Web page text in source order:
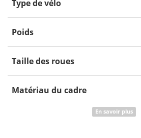
Type de vélo
Poids
Taille des roues
Matériau du cadre
En savoir plus